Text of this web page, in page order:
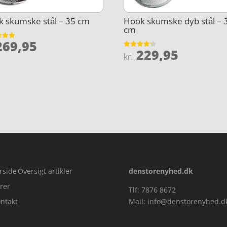
skumske stål – 35 cm Hook skumske dyb stål –
cm
Vurderet
4.2
kr. 229,95
Oversigt artikler
denstorenyhed.dk
Tlf: 7876 8672
Mail: